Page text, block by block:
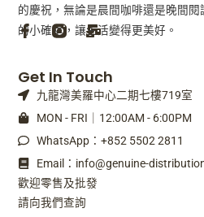
的慶祝，無論是晨間咖啡還是晚間
的小確幸，讓生活變得更美好。
F
a
c
e
b
o
o
k
-
f
M
a
i
l
-
b
u
l
k
Get In Touch
九龍灣美羅中心二期七樓719室
MON - FRI｜12:00AM - 6:00PM
WhatsApp：+852 5502 2811
Email：info@genuine-
歡迎零售及批發
請向我們查詢